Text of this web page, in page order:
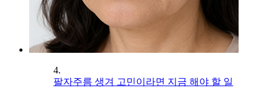
4.
팔자주름 생겨 고민이라면 지금 해야 할 일